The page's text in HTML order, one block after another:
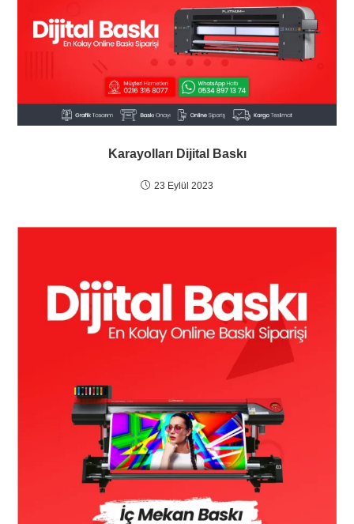
Karayolları Dijital Baskı
23 Eylül 2023